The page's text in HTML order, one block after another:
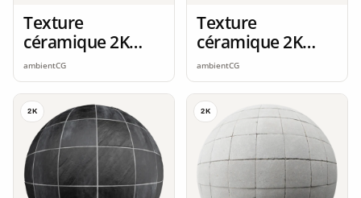
Texture
céramique 2K
seamless
ambientCG
Texture
céramique 2K
seamless
ambientCG
2K 2K